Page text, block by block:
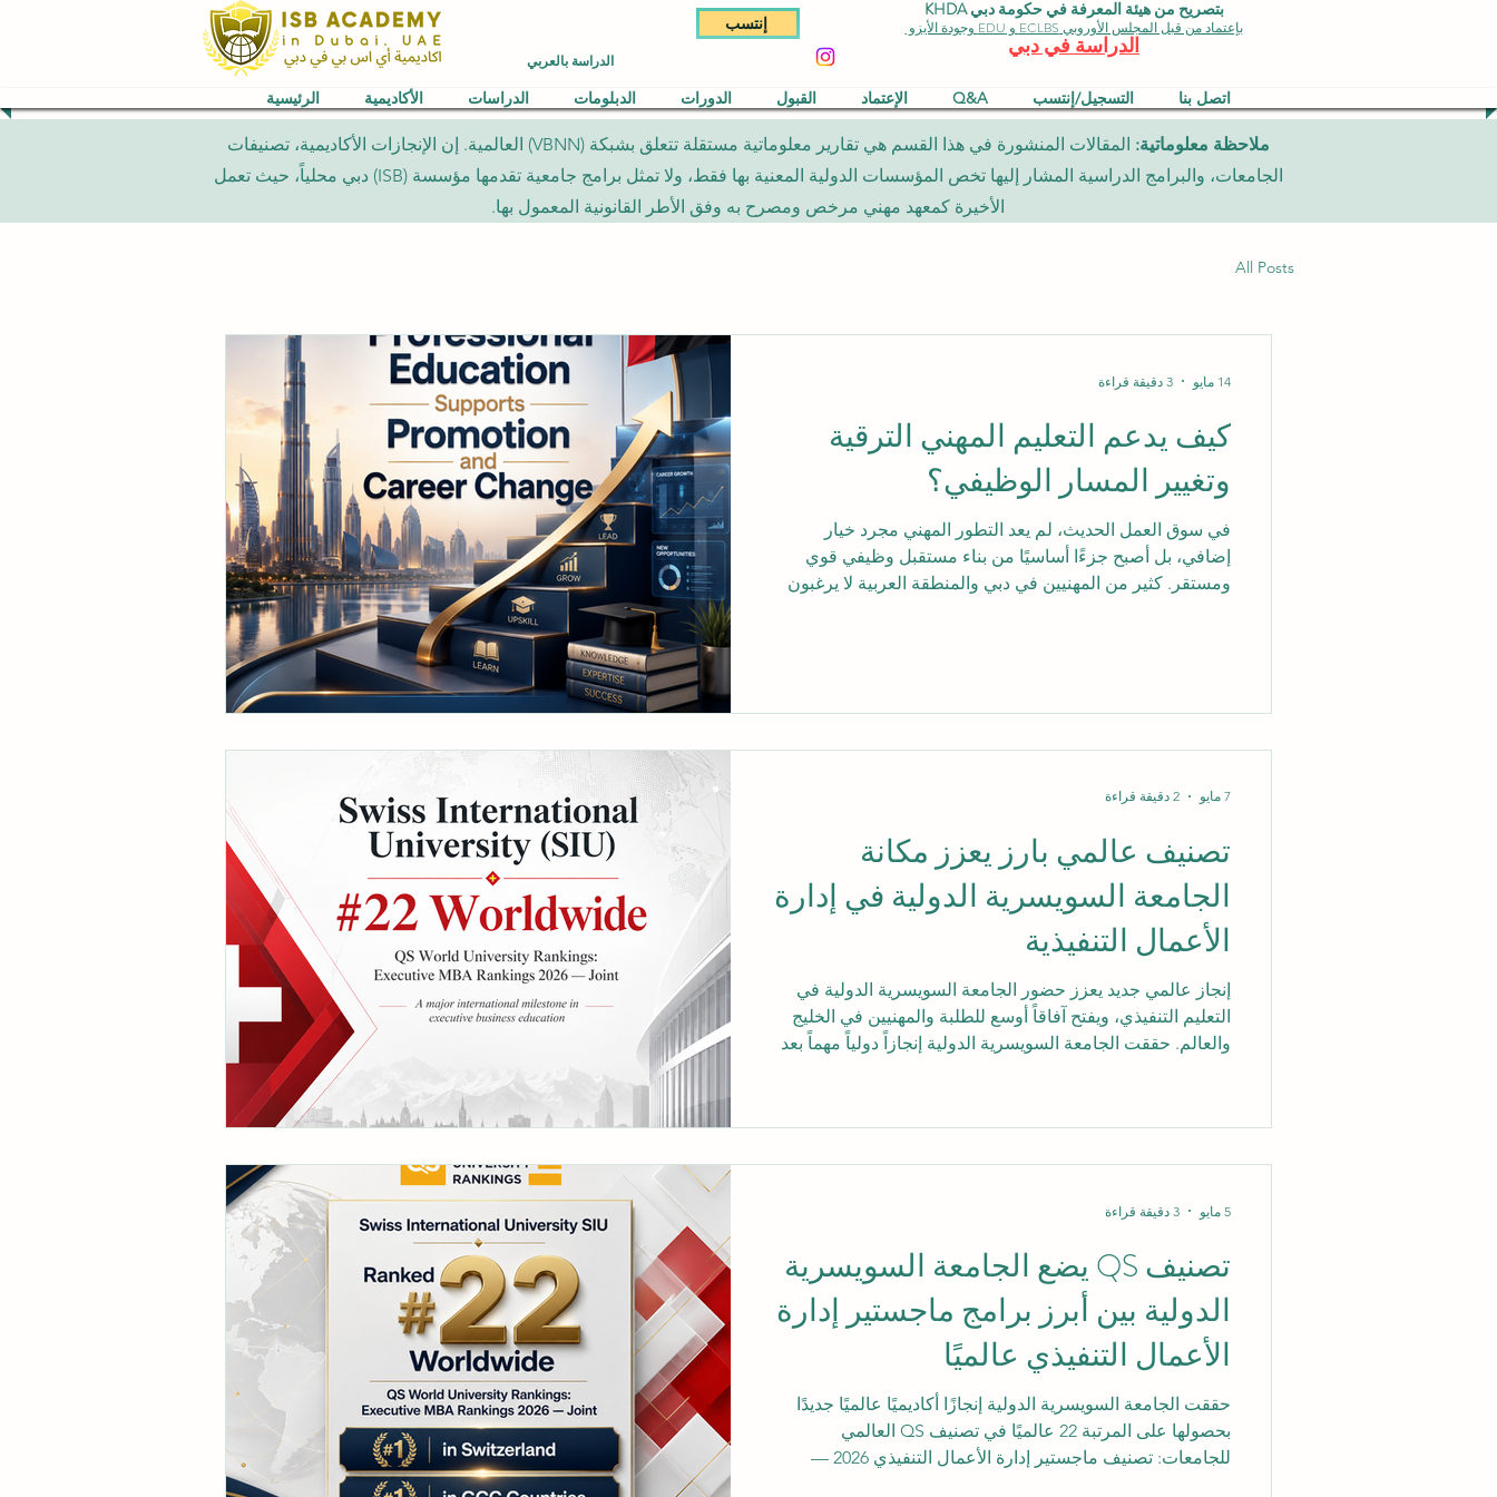
إنتسب
الدراسة بالعربي
بتصريح من هيئة المعرفة في حكومة دبي KHDA
بإعتماد من قبل المجلس الأوروبي ECLBS و EDU وجودة الأيزو
الدراسة في دبي
الرئيسية الأكاديمية الدراسات الدبلومات الدورات القبول الإعتماد Q&A التسجيل/إنتسب اتصل بنا
ملاحظة معلوماتية:
المقالات المنشورة في هذا القسم هي تقارير معلوماتية مستقلة تتعلق بشبكة (VBNN) العالمية. إن الإنجازات الأكاديمية، تصنيفات
الجامعات، والبرامج الدراسية المشار إليها تخص المؤسسات الدولية المعنية بها فقط، ولا تمثل برامج جامعية تقدمها مؤسسة (ISB) دبي محلياً، حيث تعمل
الأخيرة كمعهد مهني مرخص ومصرح به وفق الأطر القانونية المعمول بها.
All Posts
كيف يدعم التعليم المهني الترقية
وتغيير المسار الوظيفي؟
في سوق العمل الحديث، لم يعد التطور المهني مجرد خيار
إضافي، بل أصبح جزءًا أساسيًا من بناء مستقبل وظيفي قوي
ومستقر. كثير من المهنيين في دبي والمنطقة العربية لا يرغبون
بثقة أكبر. الترقية في العمل لا تعتمد فقط على سنوات الخبرة.
14 مايو 3 دقيقة قراءة
تصنيف عالمي بارز يعزز مكانة
الجامعة السويسرية الدولية في إدارة
الأعمال التنفيذية
إنجاز عالمي جديد يعزز حضور الجامعة السويسرية الدولية في
التعليم التنفيذي، ويفتح آفاقاً أوسع للطلبة والمهنيين في الخليج
والعالم. حققت الجامعة السويسرية الدولية إنجازاً دولياً مهماً بعد
المشترك. ويُعد هذا الإنجاز خطوة بارزة في مسيرة الجامعة،
الخاص بتصنيف عام 2026،
7 مايو 2 دقيقة قراءة
تصنيف QS يضع الجامعة السويسرية
الدولية بين أبرز برامج ماجستير إدارة
الأعمال التنفيذي عالميًا
حققت الجامعة السويسرية الدولية إنجازًا أكاديميًا عالميًا جديدًا
بحصولها على المرتبة 22 عالميًا في تصنيف QS العالمي
للجامعات: تصنيف ماجستير إدارة الأعمال التنفيذي 2026 —
5 مايو 3 دقيقة قراءة